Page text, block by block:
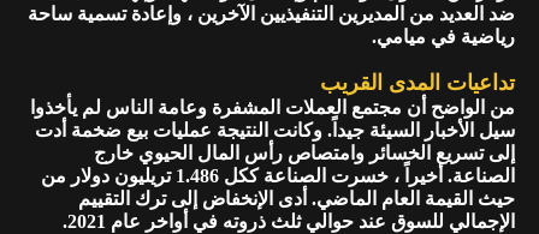
ضد العديد من المديرين التنفيذيين الآخرين ، وإعادة تسمية ساحة
رياضية في ميامي.
تداعيات المدى القريب
من الواضح أن مجتمع العملات المشفرة وعامة الناس لم يأخذوا
سيل الأخبار السيئة جيداً. وكانت النتيجة عمليات بيع ضخمة أدت
إلى تسريع الخسائر وامتصاص رأس المال الحيوي خارج
الصناعة. أخيراً ، خسرت الصناعة ككل 1.486 تريليون دولار من
حيث القيمة العام الماضي. أدى الإنخفاض إلى ترك التقييم
الإجمالي للسوق عند حوالي ثلث ذروته في أواخر عام 2021.